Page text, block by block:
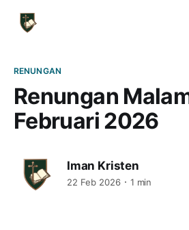
RENUNGAN
Renungan
Februari 2026
Iman Kristen
22 Feb 2026 1 min